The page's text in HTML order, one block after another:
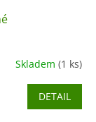
Skladem (1 ks)
DETAIL